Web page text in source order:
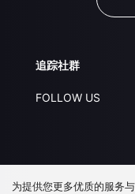
追踪社群
FOLLOW US
为提供您更多优质的服务